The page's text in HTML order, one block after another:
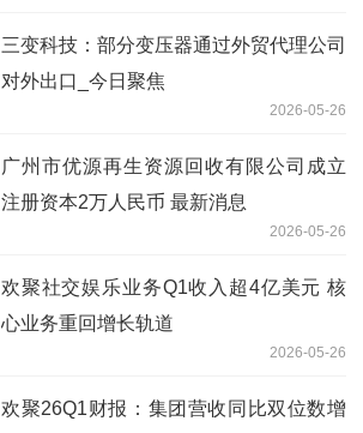
三变科技：部分变压器通过外贸代理公司
对外出口_今日聚焦
2026-05-26
广州市优源再生资源回收有限公司成立
注册资本2万人民币 最新消息
2026-05-26
欢聚社交娱乐业务Q1收入超4亿美元 核
心业务重回增长轨道
2026-05-26
欢聚26Q1财报：集团营收同比双位数增